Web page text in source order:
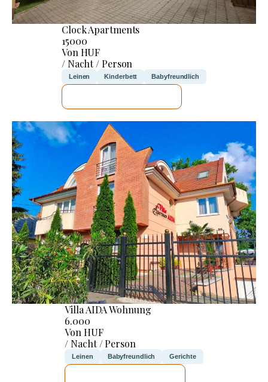
Clock Apartments
15000
Von HUF
/ Nacht / Person
Leinen Kinderbett Babyfreundlich
Villa AIDA Wohnung
6.000
Von HUF
/ Nacht / Person
Leinen Babyfreundlich Gerichte